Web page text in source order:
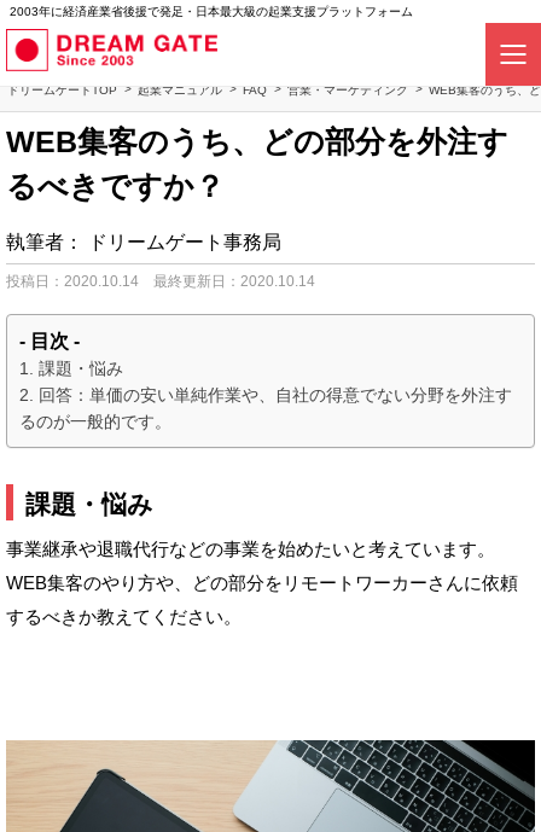
2003年に経済産業省後援で発足・日本最大級の起業支援プラットフォーム
ドリームゲートTOP 起業マニュアル FAQ 営業・マーケティング WEB集客のうち、
WEB集客のうち、どの部分を外注す
るべきですか？
執筆者： ドリームゲート事務局
投稿日：2020.10.14 最終更新日：2020.10.14
- 目次 -
課題・悩み
回答：単価の安い単純作業や、自社の得意でない分野を外注す
るのが一般的です。
課題・悩み
事業継承や退職代行などの事業を始めたいと考えています。
WEB集客のやり方や、どの部分をリモートワーカーさんに依頼
するべきか教えてください。